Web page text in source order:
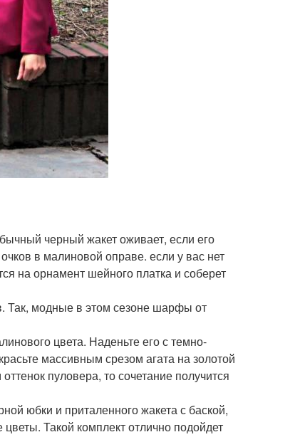
черный жакет оживает, если его
в малиновой оправе. если у вас нет
на орнамент шейного платка и соберет
Так, модные в этом сезоне шарфы от
цвета. Наденьте его с темно-
массивным срезом агата на золотой
пуловера, то сочетание получится
юбки и приталенного жакета с баской,
Такой комплект отлично подойдет